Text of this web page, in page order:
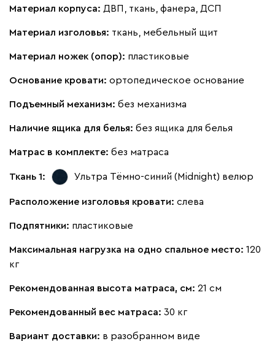
020 120 236 240
000 490 795
Бежевый
Материал корпуса: ДВП, ткань, фанера, ДСП
Материал изголовья: ткань, мебельный щит
Материал ножек (опор): пластиковые
Основание кровати: ортопедическое основание
Подъемный механизм: без механизма
Наличие ящика для белья: без ящика для белья
Матрас в комплекте: без матраса
Ткань 1: Ультра Тёмно-синий (Midnight) велюр
Расположение изголовья кровати: слева
Подпятники: пластиковые
Максимальная нагрузка на одно спальное место: 120
кг
Рекомендованная высота матраса, см: 21 см
Рекомендованный вес матраса: 30 кг
Вариант доставки: в разобранном виде